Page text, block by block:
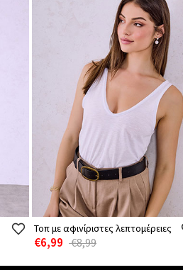
Τοπ με αφινίριστες λεπτομέρειες
€6,99 €8,99